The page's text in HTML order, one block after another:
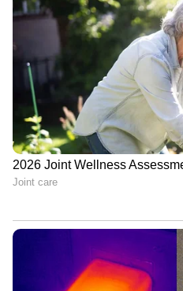
ഇന്ത്യയില്‍ ആദ്യത്തെ
നിര്‍മ്മിക്കുന്നതിനായി
ഇന്‍ഡസ്ട്രീസുമായി
കൈകോര്‍ത്തിരുന്നു.